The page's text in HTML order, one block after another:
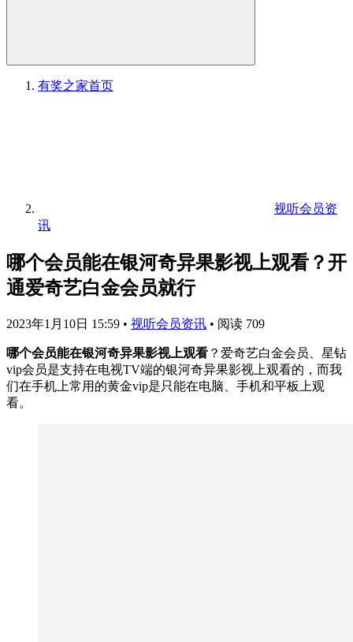
有奖之家首页
视听会员资
讯
哪个会员能在银河奇异果影视上观看？开
通爱奇艺白金会员就行
2023年1月10日 15:59 • 视听会员资讯 • 阅读 709
哪个会员能在银河奇异果影视上观看 ？爱奇艺白金会员、星钻
vip会员是支持在电视TV端的银河奇异果影视上观看的，而我
们在手机上常用的黄金vip是只能在电脑、手机和平板上观
看。